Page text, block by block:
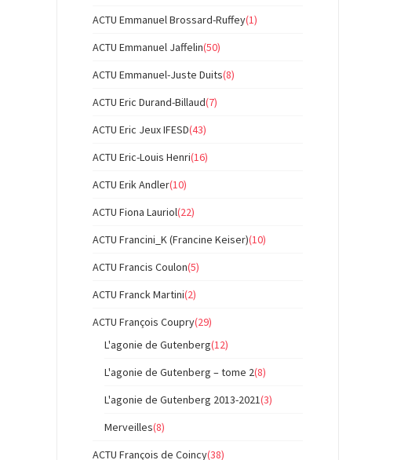
ACTU Emmanuel Brossard-Ruffey(1)
ACTU Emmanuel Jaffelin(50)
ACTU Emmanuel-Juste Duits(8)
ACTU Eric Durand-Billaud(7)
ACTU Eric Jeux IFESD(43)
ACTU Eric-Louis Henri(16)
ACTU Erik Andler(10)
ACTU Fiona Lauriol(22)
ACTU Francini_K (Francine Keiser)(10)
ACTU Francis Coulon(5)
ACTU Franck Martini(2)
ACTU François Coupry(29)
L'agonie de Gutenberg(12)
L'agonie de Gutenberg – tome 2(8)
L'agonie de Gutenberg 2013-2021(3)
Merveilles(8)
ACTU François de Coincy(38)